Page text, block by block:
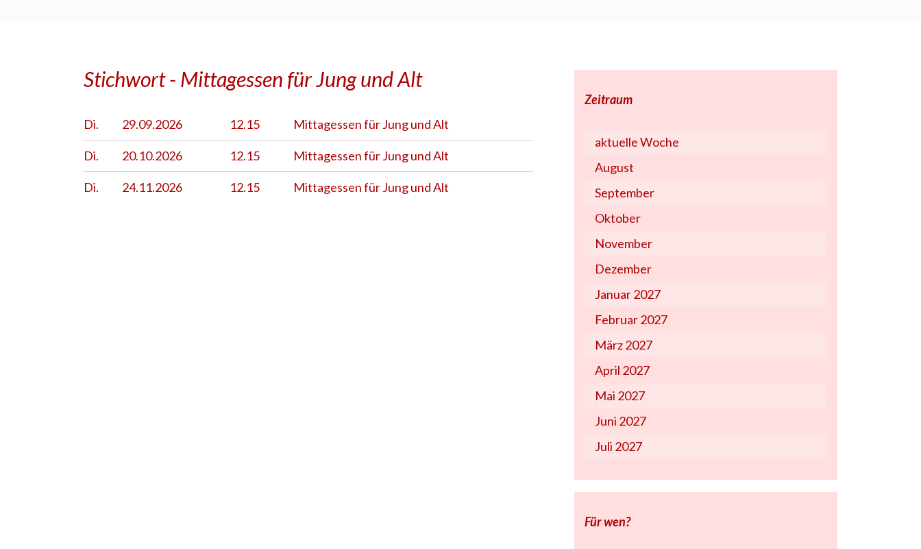
Zeitraum
aktuelle Woche
August
September
Oktober
November
Dezember
Januar 2027
Februar 2027
März 2027
April 2027
Mai 2027
Juni 2027
Juli 2027
Für wen?
Stichwort - Mittagessen für Jung und Alt
Di. 29.09.2026 12.15 Mittagessen für Jung und Alt
Di. 20.10.2026 12.15 Mittagessen für Jung und Alt
Di. 24.11.2026 12.15 Mittagessen für Jung und Alt